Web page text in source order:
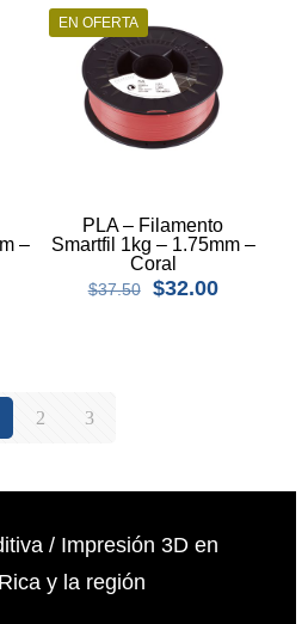
–
EN OFERTA
PLA – Filamento
Smartfil 1kg – 1.75mm –
Coral
$37.50 $32.00
2 3
/ Impresión 3D en
y la región